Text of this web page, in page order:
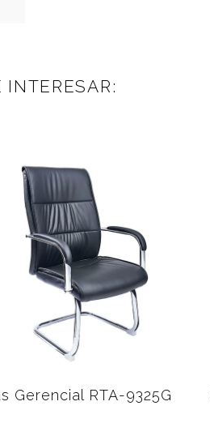
Gerencial RTA-9325G